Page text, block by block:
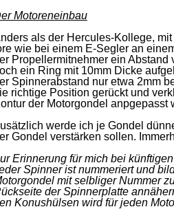
Motoreneinbau
als der Hercules-Kollege,
wie bei einem E-Segler an
Propellermitnehmer ein
ein Ring mit 10mm Dicke
Spinnerabstand nur etwa 2mm
richtige Position gerückt und
der Motorgondel anpgepasst
werde ich je Gondel
Gondel verstärken sollen.
ur Erinnerung für mich bei
Spinner ist nummeriert und
mit selbliger Nummer
der Spinnerplatte
Konushülsen wird für jeden